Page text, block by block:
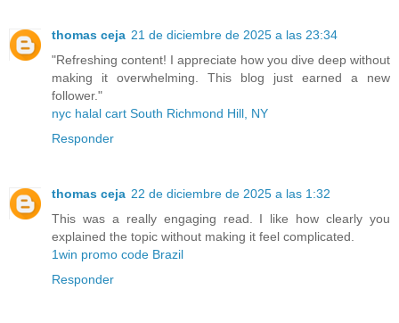
thomas ceja 21 de diciembre de 2025 a las 23:34
"Refreshing content! I appreciate how you dive deep without
making it overwhelming. This blog just earned a new
follower."
nyc halal cart South Richmond Hill, NY
Responder
thomas ceja 22 de diciembre de 2025 a las 1:32
This was a really engaging read. I like how clearly you
explained the topic without making it feel complicated.
1win promo code Brazil
Responder